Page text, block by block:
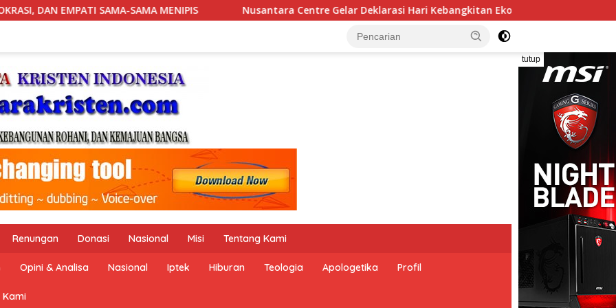
Nusantara Centre Gelar Deklarasi Hari Kebangkitan Ekonomi Pancasila, Peluncuran Buku Soemitro
tutup
Renungan Donasi Nasional Misi Tentang Kami
Opini & Analisa Nasional Iptek Hiburan Teologia Apologetika Profil
Kami